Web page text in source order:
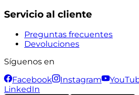
Servicio al cliente
Preguntas frecuentes
Devoluciones
Síguenos en
Facebook
Instagram
LinkedIn